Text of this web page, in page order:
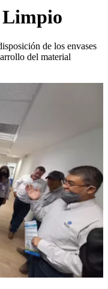
Limpio
de los envases
del material